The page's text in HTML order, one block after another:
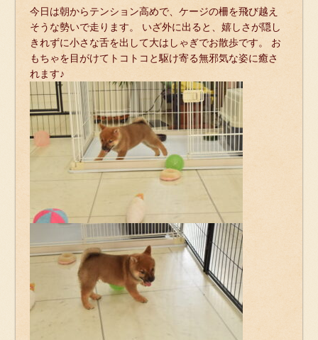
今日は朝からテンション高めで、ケージの柵を飛び越え
そうな勢いで走ります。 いざ外に出ると、嬉しさが隠し
きれずに小さな舌を出して大はしゃぎでお散歩です。 お
もちゃを目がけてトコトコと駆け寄る無邪気な姿に癒さ
れます♪